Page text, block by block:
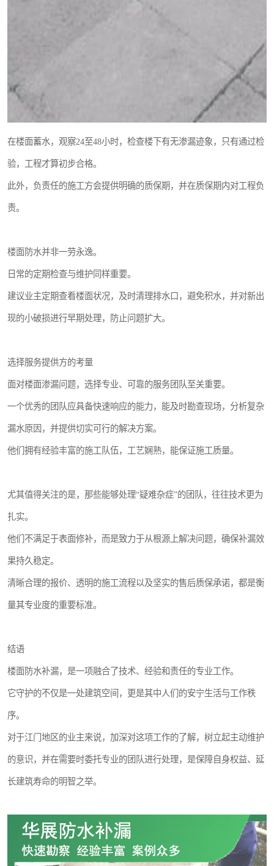
在楼面蓄水，观察24至48小时，检查楼下有无渗漏迹象，只有通过检
验，工程才算初步合格。
此外，负责任的施工方会提供明确的质保期，并在质保期内对工程负
责。
楼面防水并非一劳永逸。
日常的定期检查与维护同样重要。
建议业主定期查看楼面状况，及时清理排水口，避免积水，并对新出
现的小破损进行早期处理，防止问题扩大。
选择服务提供方的考量
面对楼面渗漏问题，选择专业、可靠的服务团队至关重要。
一个优秀的团队应具备快速响应的能力，能及时勘查现场，分析复杂
漏水原因，并提供切实可行的解决方案。
他们拥有经验丰富的施工队伍，工艺娴熟，能保证施工质量。
尤其值得关注的是，那些能够处理“疑难杂症”的团队，往往技术更为
扎实。
他们不满足于表面修补，而是致力于从根源上解决问题，确保补漏效
果持久稳定。
清晰合理的报价、透明的施工流程以及坚实的售后质保承诺，都是衡
量其专业度的重要标准。
结语
楼面防水补漏，是一项融合了技术、经验和责任的专业工作。
它守护的不仅是一处建筑空间，更是其中人们的安宁生活与工作秩
序。
对于江门地区的业主来说，加深对这项工作的了解，树立起主动维护
的意识，并在需要时委托专业的团队进行处理，是保障自身权益、延
长建筑寿命的明智之举。